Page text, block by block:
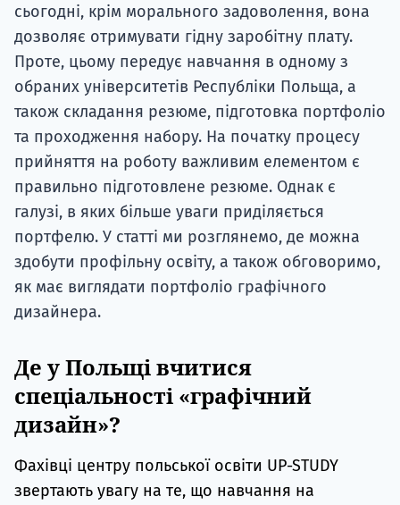
сьогодні, крім морального задоволення, вона
дозволяє отримувати гідну заробітну плату.
Проте, цьому передує навчання в одному з
обраних університетів Республіки Польща, а
також складання резюме, підготовка портфоліо
та проходження набору. На початку процесу
прийняття на роботу важливим елементом є
правильно підготовлене резюме. Однак є
галузі, в яких більше уваги приділяється
портфелю. У статті ми розглянемо, де можна
здобути профільну освіту, а також обговоримо,
як має виглядати портфоліо графічного
дизайнера.
Де у Польщі вчитися
спеціальності «графічний
дизайн»?
Фахівці центру польської освіти UP-STUDY
звертають увагу на те, що навчання на